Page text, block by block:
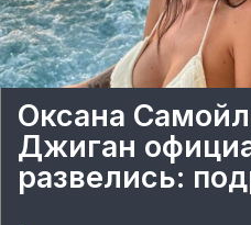
Оксана
Джиган
развелись: